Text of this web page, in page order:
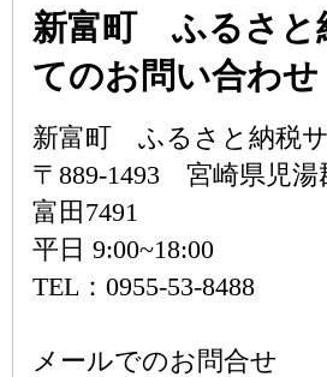
新富町 ふるさと
てのお問い合わせ
新富町 ふるさと納税
〒889-1493 宮崎県児湯
富田7491
平日 9:00~18:00
TEL：0955-53-8488
メールでのお問合せ